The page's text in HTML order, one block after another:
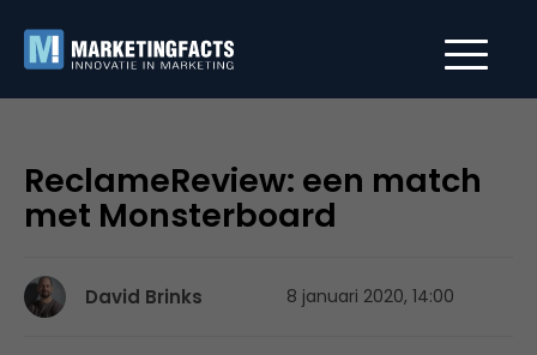
ReclameReview: een match
met Monsterboard
David Brinks 8 januari 2020, 14:00